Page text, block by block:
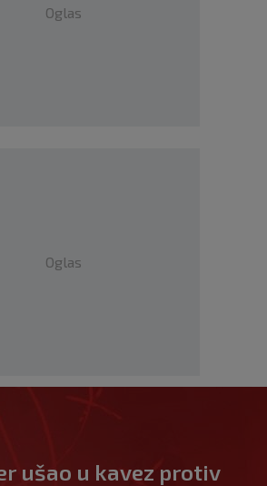
Oglas
Oglas
ušao u kavez protiv